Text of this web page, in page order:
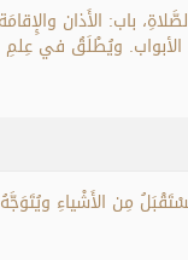
باب: الأَذان
ويُطْلَقُ في
مِن الأَشْياءِ